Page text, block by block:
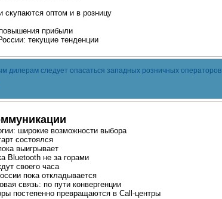
скупаются оптом и в розницу
прибыли
текущие тенденции
дилерам следует опасаться западных розничных операторов
широкие возможности выбора
состоялся
выигрывает
Bluеtooth не за горами
своего часа
пока откладывается
связь: по пути конвергенции
постепенно превращаются в Call-центры